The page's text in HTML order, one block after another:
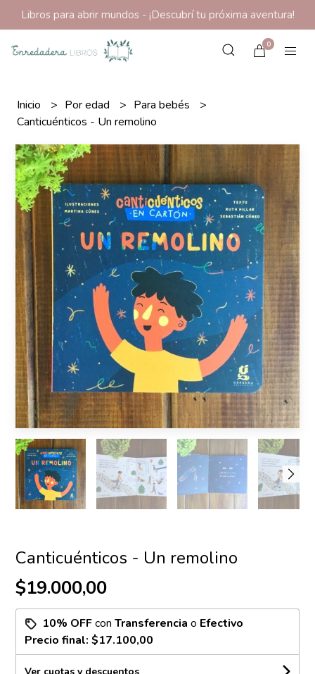
Libros para abrir mundos - ¡Descubrí tu próxima aventura!
0
Inicio Por edad
Para bebés
Canticuénticos - Un remolino
Canticuénticos - Un remolino
$19.000,00
10% OFFconTransferencia o Efectivo
Precio final:$17.100,00